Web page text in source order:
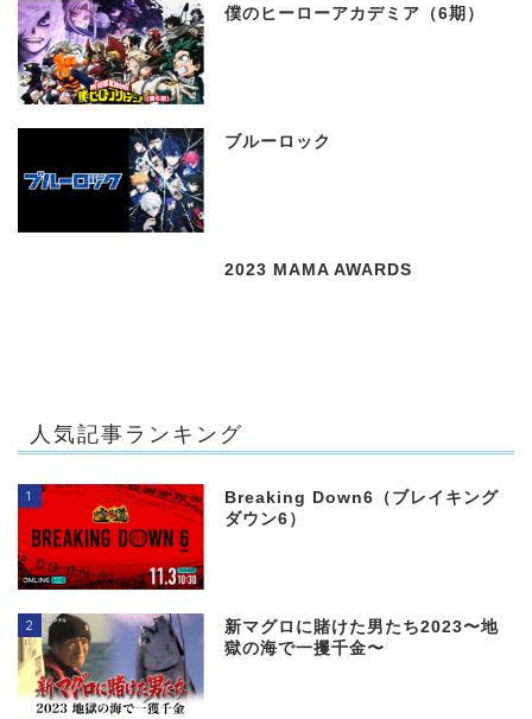
僕のヒーローアカデミア（6期）
ブルーロック
2023 MAMA AWARDS
人気記事ランキング
1
Breaking Down6（ブレイキング
ダウン6）
2
新マグロに賭けた男たち2023〜地
獄の海で一攫千金〜